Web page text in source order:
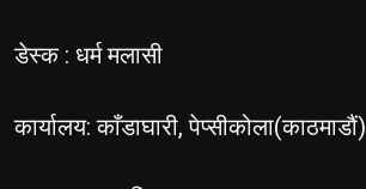
डेस्क : धर्म मलासी
कार्यालय: काँडाघारी, पेप्सीकोला(काठमाडौं)